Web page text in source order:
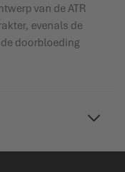
van de ATR
evenals de
doorbloeding